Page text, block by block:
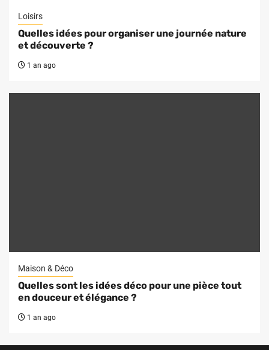
Loisirs
Quelles idées pour organiser une journée nature
et découverte ?
1 an ago
Maison & Déco
Quelles sont les idées déco pour une pièce tout
en douceur et élégance ?
1 an ago